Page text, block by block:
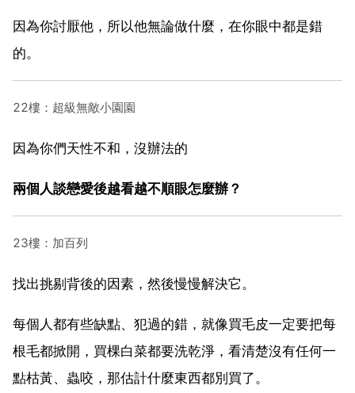
因為你討厭他，所以他無論做什麼，在你眼中都是錯
的。
22樓：超級無敵小園園
因為你們天性不和，沒辦法的
兩個人談戀愛後越看越不順眼怎麼辦？
23樓：加百列
找出挑剔背後的因素，然後慢慢解決它。
每個人都有些缺點、犯過的錯，就像買毛皮一定要把每
根毛都掀開，買棵白菜都要洗乾淨，看清楚沒有任何一
點枯黃、蟲咬，那估計什麼東西都別買了。